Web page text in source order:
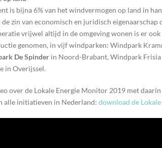
is bijna 6% van het windvermogen op land in
zin van economisch en juridisch
vrijwel altijd in de omgeving wonen is er
genomen, in vijf windparken: Windpark
De Spinder in Noord-Brabant, Windpark
in Overijssel.
over de Lokale Energie Monitor 2019 met
alle initiatieven in Nederland: download de